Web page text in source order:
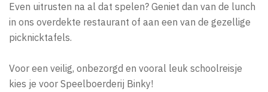
Even uitrusten na al dat spelen? Geniet dan van de lunch
in ons overdekte restaurant of aan een van de gezellige
picknicktafels.
Voor een veilig, onbezorgd en vooral leuk schoolreisje
kies je voor Speelboerderij Binky!